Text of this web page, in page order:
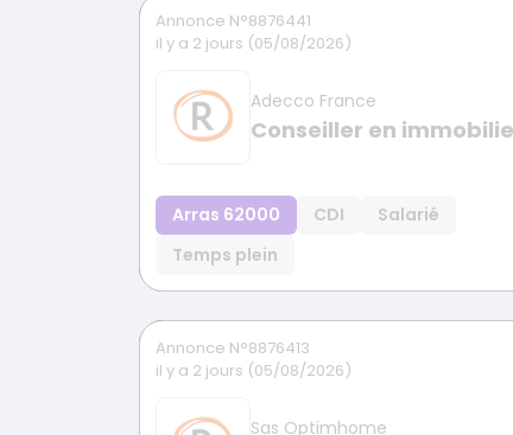
Annonce N°8876441
il y a 2 jours (05/08/2026)
Adecco France
Conseiller en
Arras 62000 CDI
Salarié
Temps plein
Annonce N°8876413
il y a 2 jours (05/08/2026)
Sas Optimhome